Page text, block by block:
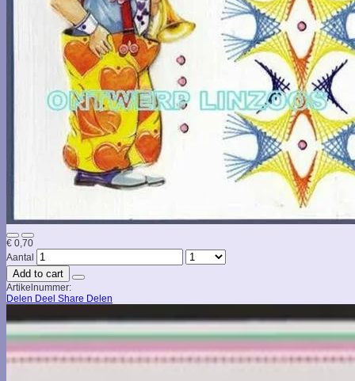
€ 0,70
Aantal
Add to cart
Artikelnummer:
Delen Deel Share Delen